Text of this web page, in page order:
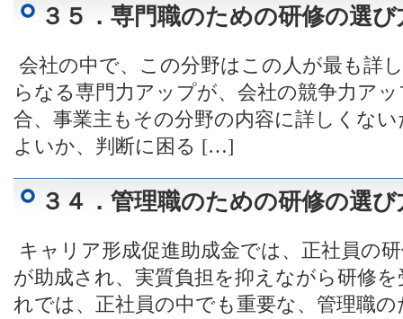
３５．専門職のための研修の選び
会社の中で、この分野はこの人が最も詳
らなる専門力アップが、会社の競争力ア
合、事業主もその分野の内容に詳しくな
よいか、判断に困る […]
３４．管理職のための研修の選び
キャリア形成促進助成金では、正社員の
が助成され、実質負担を抑えながら研修
れでは、正社員の中でも重要な、管理職